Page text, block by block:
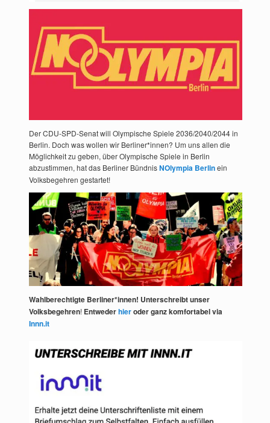
Der CDU-SPD-Senat will Olympische Spiele 2036/2040/2044 in
Berlin. Doch was wollen wir Berliner*innen? Um uns allen die
Möglichkeit zu geben, über Olympische Spiele in Berlin
abzustimmen, hat das Berliner BündnisNOlympia Berlinein
Volksbegehren gestartet!
Wahlberechtigte Berliner*innen! Unterschreibt unser
Volksbegehren! Entwederhieroder ganz komfortabel via
Innn.it